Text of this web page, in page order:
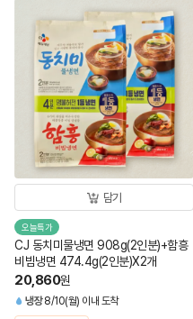
담기
오늘특가
CJ 동치미물냉면 908g(2인분)+함흥
비빔냉면 474.4g(2인분)X2개
20,860원
냉장 8/10(월) 이내 도착